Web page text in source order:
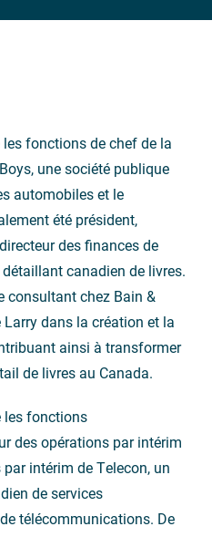
fonctions de chef de la
une société publique
automobiles et le
été président,
des finances de
canadien de livres.
consultant chez Bain &
dans la création et la
ainsi à transformer
de livres au Canada.
les fonctions
des opérations par intérim
intérim de Telecon, un
de services
télécommunications. De